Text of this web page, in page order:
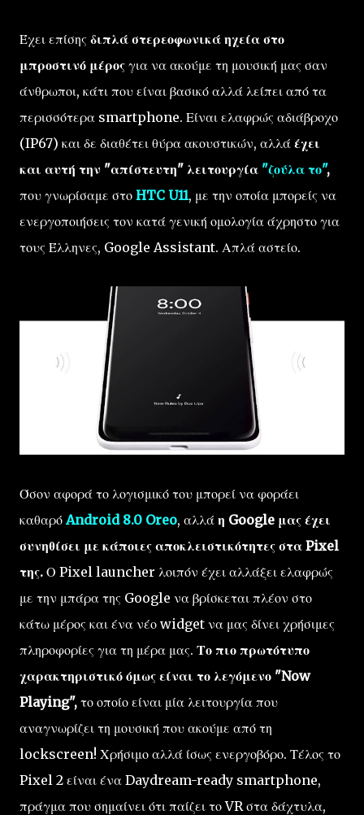
Έχει επίσης διπλά στερεοφωνικά ηχεία στο
μπροστινό μέρος για να ακούμε τη μουσική μας σαν
άνθρωποι, κάτι που είναι βασικό αλλά λείπει από τα
περισσότερα smartphone. Είναι ελαφρώς αδιάβροχο
(IP67) και δε διαθέτει θύρα ακουστικών, αλλά έχει
και αυτή την "απίστευτη" λειτουργία "ζούλα το",
που γνωρίσαμε στο HTC U11, με την οποία μπορείς να
ενεργοποιήσεις τον κατά γενική ομολογία άχρηστο για
τους Έλληνες, Google Assistant. Απλά αστείο.
Όσον αφορά το λογισμικό του μπορεί να φοράει
καθαρό Android 8.0 Oreo, αλλά η Google μας έχει
συνηθίσει με κάποιες αποκλειστικότητες στα Pixel
της. Ο Pixel launcher λοιπόν έχει αλλάξει ελαφρώς
με την μπάρα της Google να βρίσκεται πλέον στο
κάτω μέρος και ένα νέο widget να μας δίνει χρήσιμες
πληροφορίες για τη μέρα μας. Το πιο πρωτότυπο
χαρακτηριστικό όμως είναι το λεγόμενο "Now
Playing", το οποίο είναι μία λειτουργία που
αναγνωρίζει τη μουσική που ακούμε από τη
lockscreen! Χρήσιμο αλλά ίσως ενεργοβόρο. Τέλος το
Pixel 2 είναι ένα Daydream-ready smartphone,
πράγμα που σημαίνει ότι παίζει το VR στα δάχτυλα,